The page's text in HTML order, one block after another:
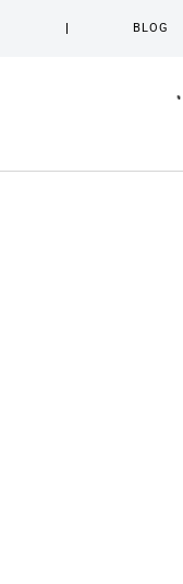
BLOG